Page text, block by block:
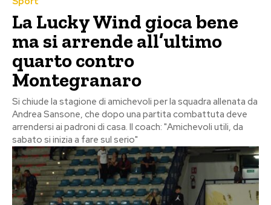
La Lucky Wind gioca bene
ma si arrende all’ultimo
quarto contro
Montegranaro
Si chiude la stagione di amichevoli per la squadra allenata da
Andrea Sansone, che dopo una partita combattuta deve
arrendersi ai padroni di casa. Il coach: "Amichevoli utili, da
sabato si inizia a fare sul serio"